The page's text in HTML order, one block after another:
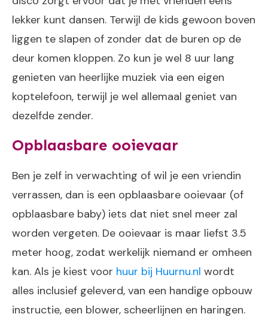
lekker kunt dansen. Terwijl de kids gewoon boven
liggen te slapen of zonder dat de buren op de
deur komen kloppen. Zo kun je wel 8 uur lang
genieten van heerlijke muziek via een eigen
koptelefoon, terwijl je wel allemaal geniet van
dezelfde zender.
Opblaasbare ooievaar
Ben je zelf in verwachting of wil je een vriendin
verrassen, dan is een opblaasbare ooievaar (of
opblaasbare baby) iets dat niet snel meer zal
worden vergeten. De ooievaar is maar liefst 3.5
meter hoog, zodat werkelijk niemand er omheen
kan. Als je kiest voor huur bij Huurnu.nl wordt
alles inclusief geleverd, van een handige opbouw
instructie, een blower, scheerlijnen en haringen.